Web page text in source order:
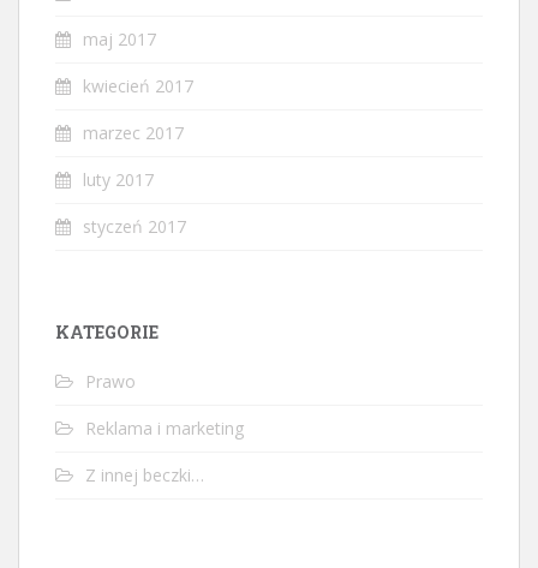
maj 2017
kwiecień 2017
marzec 2017
luty 2017
styczeń 2017
KATEGORIE
Prawo
Reklama i marketing
Z innej beczki…